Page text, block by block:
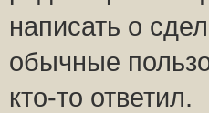
написать о
обычные
кто-то ответил.